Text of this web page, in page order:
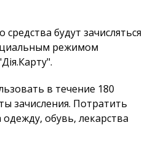
будут зачисляться
режимом
в течение 180
зачисления. Потратить
обувь, лекарства